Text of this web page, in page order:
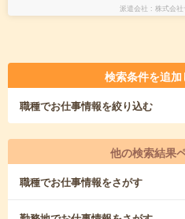
派遣会社 株式会社
検索条件を追
職種でお仕事情報を絞り込む
他の検索結果
職種でお仕事情報をさがす